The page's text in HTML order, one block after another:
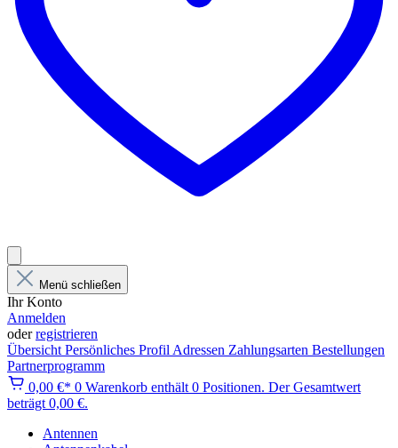
Menü schließen
Ihr Konto
Anmelden
oderregistrieren
Übersicht Persönliches Profil Adressen Zahlungsarten Bestellungen
Partnerprogramm
0,00 €* 0 Warenkorb enthält 0 Positionen. Der Gesamtwert
beträgt 0,00 €.
Antennen